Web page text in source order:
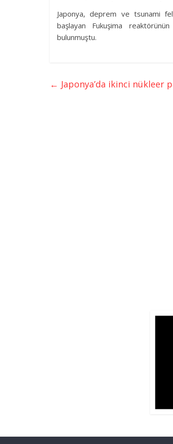
Japonya, deprem ve tsunami
başlayan Fukuşima reaktörünün
bulunmuştu.
← Japonya’da ikinci nükleer